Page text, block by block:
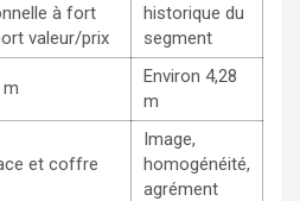
à fort
valeur/prix
historique du
segment
m
Environ 4,28
m
et coffre
Image,
homogénéité,
agrément